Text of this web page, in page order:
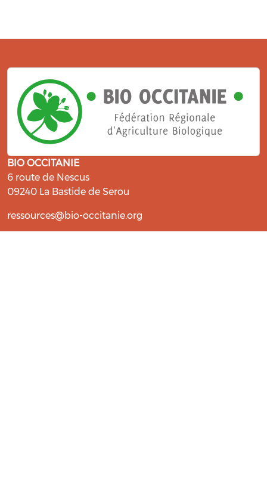
BIO OCCITANIE
6 route de Nescus
09240 La Bastide de Serou
ressources@bio-occitanie.org